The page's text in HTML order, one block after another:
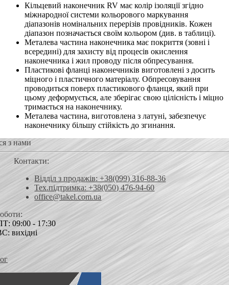
Кільцевий наконечник RV має колір ізоляції згідно
міжнародної системи кольорового маркування
діапазонів номінальних перерізів провідників. Кожен
діапазон позначається своїм кольором (див. в таблиці).
Металева частина наконечника має покриття (зовні і
всередині) для захисту від процесів окислення
наконечника і жил проводу після обпресування.
Пластикові фланці наконечників виготовлені з досить
міцного і пластичного матеріалу. Обпресовування
проводиться поверх пластикового фланця, який при
цьому деформується, але зберігає свою цілісність і міцно
тримається на наконечнику.
Металева частина, виготовлена ​​з латуні, забезпечує
наконечнику більшу стійкість до згинання.
з нами
Контакти:
Відділ з продажів: +38(099) 316-88-36
Тех.підтримка: +38(050) 476-94-60
office@takel.com.ua
09:00 - 17:30
вихідні